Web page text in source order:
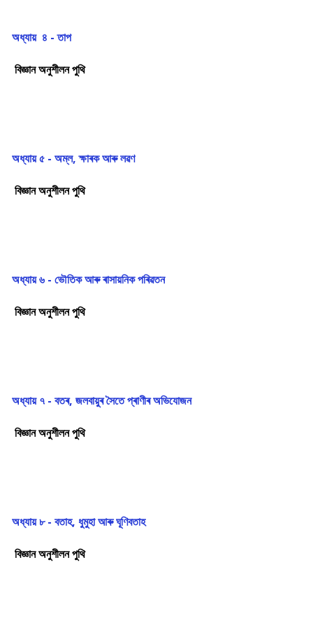
অধ্যায় ৪ - তাপ
বিজ্ঞান অনুশীলন পুথি
অধ্যায় ৫ - অম্ল, ক্ষাৰক আৰু লৱণ
বিজ্ঞান অনুশীলন পুথি
অধ্যায় ৬ - ভৌতিক আৰু ৰাসায়নিক পৰিৱতন
বিজ্ঞান অনুশীলন পুথি
অধ্যায় ৭ - বতৰ, জলবায়ুৰ সৈতে প্ৰাণীৰ অভিযোজন
বিজ্ঞান অনুশীলন পুথি
অধ্যায় ৮ - বতাহ, ধুমুহা আৰু ঘূণিবতাহ
বিজ্ঞান অনুশীলন পুথি